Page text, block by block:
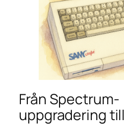
Från Spectrum-
uppgradering